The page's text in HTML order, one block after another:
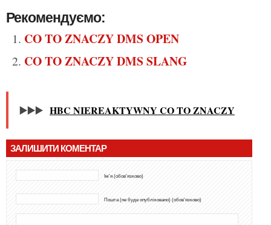
Рекомендуємо:
CO TO ZNACZY DMS OPEN
CO TO ZNACZY DMS SLANG
▶️▶️▶️ HBC NIEREAKTYWNY CO TO ZNACZY
ЗАЛИШИТИ КОМЕНТАР
Ім'я (обов'язково)
Пошта (не буде опубліковано) (обов'язково)